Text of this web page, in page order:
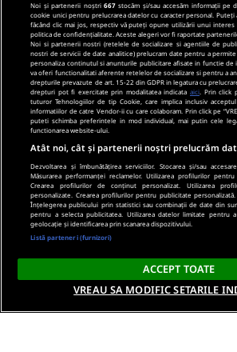
Noi și partenerii noștri667 stocăm și/sau accesăm informații pe
cookie unici pentru prelucrarea datelor cu caracter personal.
făcând clic mai jos, respectiv vă puteți opune utilizării unui
politica de confidențialitate. Aceste alegeri vor fi raportate
Noi si partenerii nostri (retelele de socializare si agentiile de
nostri de servicii de date analitice) prelucram date pentru a
personaliza continutul si anunturile publicitare afisate in functie
va oferi functionalitati aferente retelelor de socializare si pentru a
drepturile prevazute de art. 15-22 din GDPR in legatura cu
drepturi pot fi exercitate prin modalitatea indicata aici . Prin click
tuturor Tehnologiilor de tip Cookie, care implica inclusiv
informatiilor de catre Vendor-ii cu care colaboram. Prin click pe
puteti schimba preferintele in mod individual, mai putin cele
functionarea website-ului.
Atât noi, cât și partenerii noștri prelucrăm
Dezvoltarea și îmbunătățirea serviciilor. Stocarea și/sau
Măsurarea performanței reclamelor. Utilizarea profilurilor
Crearea profilurilor de conținut personalizat. Utilizarea
personalizate. Crearea profilurilor pentru publicitate
Înțelegerea publicului prin statistici sau combinații de date din
pentru a selecta publicitatea. Utilizarea datelor limitate pentru
geolocație și identificarea prin scanarea dispozitivului.
Listă parteneri (furnizori)
ACCEPT TOATE
VREAU SA MODIFIC SETARILE